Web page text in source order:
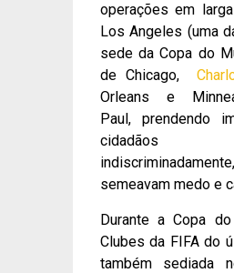
operações em
Los Angeles (uma
sede da Copa do
de Chicago,
Orleans e
Paul, prendendo
cidadãos
semeavam medo e
Durante a Copa
Clubes da FIFA do
também sediada